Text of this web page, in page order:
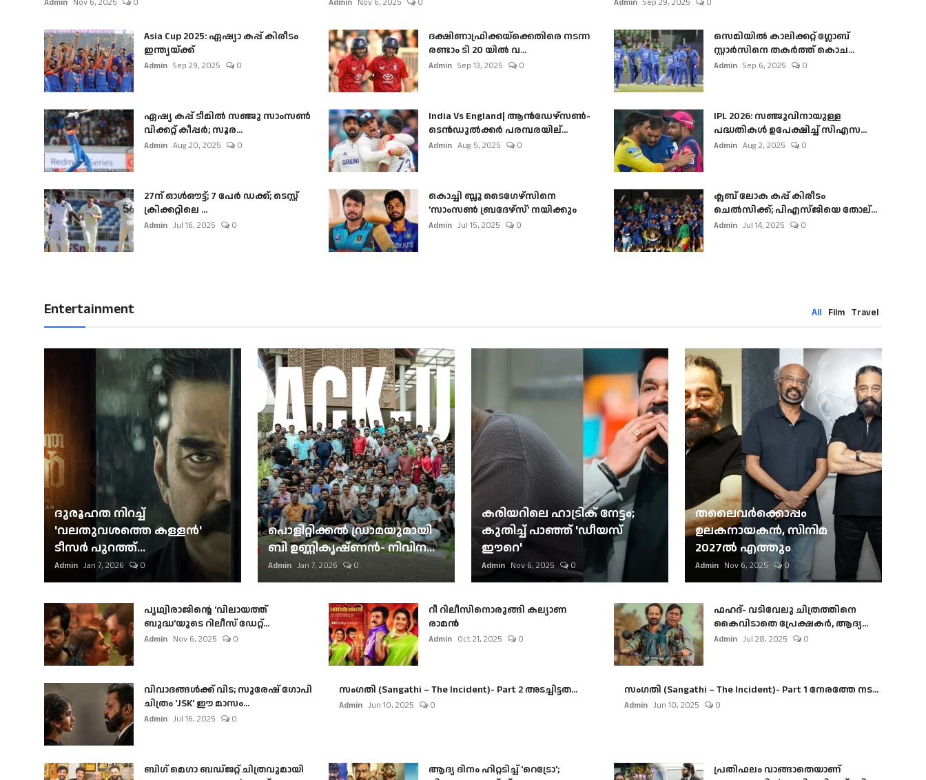
Admin Nov 6, 2025 0 Admin Nov 6, 2025 0 Admin Sep 29, 2025 0
Asia Cup 2025: ഏഷ്യാ കപ്പ് കിരീടം
ഇന്ത്യയ്ക്ക്
Admin Sep 29, 2025 0
ദക്ഷിണാഫ്രിക്കയ്‌ക്കെതിരെ നടന്ന
രണ്ടാം ടി 20 യിൽ വ...
Admin Sep 13, 2025 0
സെമിയിൽ കാലിക്കറ്റ് ഗ്ലോബ്
സ്റ്റാർസിനെ തകർത്ത് കൊച...
Admin Sep 6, 2025 0
ഏഷ്യ കപ്പ് ടീമിൽ സഞ്ജു സാംസൺ
വിക്കറ്റ് കീപ്പർ; സൂര...
Admin Aug 20, 2025 0
India Vs England| ആൻഡേഴ്സൺ-
ടെൻഡുല്‍ക്കർ പരമ്പരയില്...
Admin Aug 5, 2025 0
IPL 2026: സഞ്ജുവിനായുള്ള
പദ്ധതികൾ ഉപേക്ഷിച്ച് സിഎസ...
Admin Aug 2, 2025 0
27ന് ഓൾഔട്ട്; 7 പേർ ഡക്ക്; ടെസ്റ്റ്
ക്രിക്കറ്റിലെ ...
Admin Jul 16, 2025 0
കൊച്ചി ബ്ലൂ ടൈഗേഴ്സിനെ
'സാംസൺ ബ്രദേഴ്സ്' നയിക്കും
Admin Jul 15, 2025 0
ക്ലബ് ലോക കപ്പ് കിരീടം
ചെല്‍സിക്ക്; പിഎസ്ജിയെ തോല്...
Admin Jul 14, 2025 0
Entertainment All Film Travel
ദുരൂഹത നിറച്ച്
'വലതുവശത്തെ കള്ളന്‍'
ടീസര്‍ പുറത്ത്...
Admin Jan 7, 2026 0
പൊളിറ്റിക്കല്‍ ഡ്രാമയുമായി
ബി ഉണ്ണികൃഷ്ണന്‍- നിവിന...
Admin Jan 7, 2026 0
കരിയറിലെ ഹാട്രിക് നേട്ടം;
കുതിച്ച് പാഞ്ഞ് 'ഡീയസ്
ഈറെ'
Admin Nov 6, 2025 0
തലൈവര്‍ക്കൊപ്പം
ഉലകനായകന്‍, സിനിമ
2027ല്‍ എത്തും
Admin Nov 6, 2025 0
പൃഥ്വിരാജിന്റെ 'വിലായത്ത്
ബുദ്ധ'യുടെ റിലീസ് ഡേറ്റ്...
Admin Nov 6, 2025 0
റീ റിലീസിനൊരുങ്ങി കല്യാണ
രാമൻ
Admin Oct 21, 2025 0
ഫഹദ്- വടിവേലു ചിത്രത്തിനെ
കൈവിടാതെ പ്രേക്ഷകർ, ആദ്യ...
Admin Jul 28, 2025 0
വിവാദങ്ങൾക്ക് വിട; സുരേഷ് ഗോപി
ചിത്രം 'JSK' ഈ മാസം...
Admin Jul 16, 2025 0
സംഗതി (Sangathi – The Incident)- Part 2 അടച്ചിട്ടത...
Admin Jun 10, 2025 0
സംഗതി (Sangathi – The Incident)- Part 1 നേരത്തേ നട...
Admin Jun 10, 2025 0
ബി​ഗ് മെഗാ ബഡ്ജറ്റ് ചിത്രവുമായി
ആദ്യ ദിനം ഹിറ്റടിച്ച് 'റെട്രോ';
പ്രതിഫലം വാങ്ങാതെയാണ്